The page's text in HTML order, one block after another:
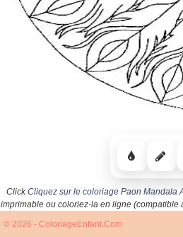
ClickCliquez sur le coloriage Paon Mandala
imprimable ou coloriez-la en ligne (compatible
© 2026 - ColoriageEnfant.Com